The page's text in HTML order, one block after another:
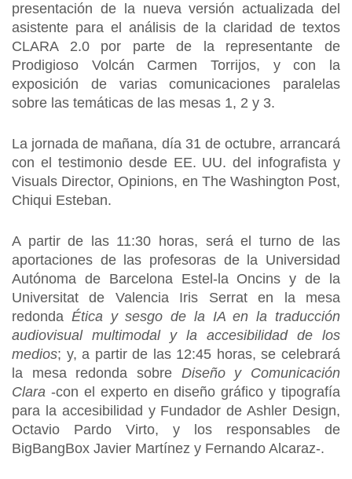
presentación de la nueva versión actualizada del
asistente para el análisis de la claridad de textos
CLARA 2.0 por parte de la representante de
Prodigioso Volcán Carmen Torrijos, y con la
exposición de varias comunicaciones paralelas
sobre las temáticas de las mesas 1, 2 y 3.
La jornada de mañana, día 31 de octubre, arrancará
con el testimonio desde EE. UU. del infografista y
Visuals Director, Opinions, en The Washington Post,
Chiqui Esteban.
A partir de las 11:30 horas, será el turno de las
aportaciones de las profesoras de la Universidad
Autónoma de Barcelona Estel-la Oncins y de la
Universitat de Valencia Iris Serrat en la mesa
redonda Ética y sesgo de la IA en la traducción
audiovisual multimodal y la accesibilidad de los
medios; y, a partir de las 12:45 horas, se celebrará
la mesa redonda sobre Diseño y Comunicación
Clara -con el experto en diseño gráfico y tipografía
para la accesibilidad y Fundador de Ashler Design,
Octavio Pardo Virto, y los responsables de
BigBangBox Javier Martínez y Fernando Alcaraz-.